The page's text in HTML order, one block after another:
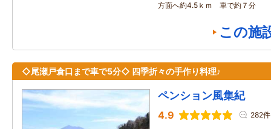
方面へ約4.5ｋｍ 車で約７分
この施
◇尾瀬戸倉口まで車で5分◇ 四季折々の手作り料理♪
ペンション風集紀
4.9 282件